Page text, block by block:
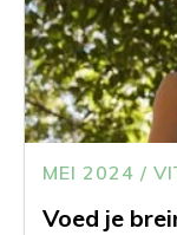
MEI 2024 /
Voed je